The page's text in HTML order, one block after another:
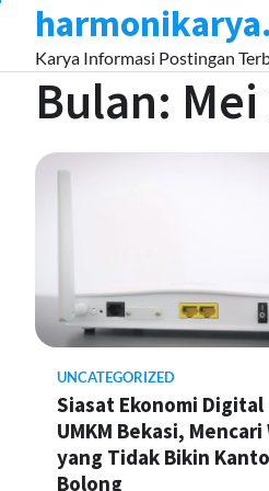
contentKarya Informasi Postingan
Bulan:
UNCATEGORIZED
Siasat Ekonomi Digital
UMKM Bekasi, Mencari
yang Tidak Bikin
Bolong